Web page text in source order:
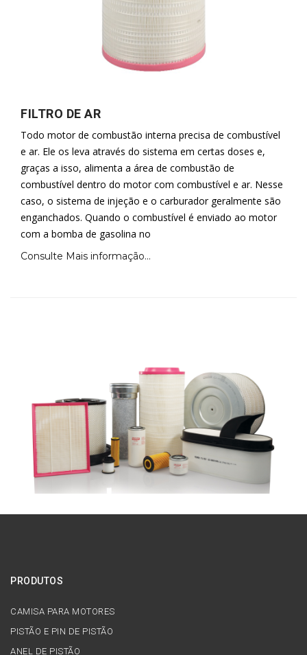
FILTRO DE AR
Todo motor de combustão interna precisa de combustível
e ar. Ele os leva através do sistema em certas doses e,
graças a isso, alimenta a área de combustão de
combustível dentro do motor com combustível e ar. Nesse
caso, o sistema de injeção e o carburador geralmente são
enganchados. Quando o combustível é enviado ao motor
com a bomba de gasolina no
Consulte Mais informação...
PRODUTOS
CAMISA PARA MOTORES
PISTÃO E PIN DE PISTÃO
ANEL DE PISTÃO